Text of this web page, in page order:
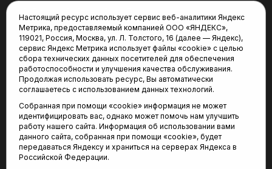
Редакция:
625035, Тюмень, пр. Геологоразведчиков, 28А
(3452) 68-22-28
tum-arena@mail.ru
Отдел продаж:
(3452) 68-89-78
kotovaev@sibinformburo.ru
Настоящий ресурс использует сервис веб-аналитики Яндекс
Метрика, предоставляемый компанией ООО «ЯНДЕКС»,
119021, Россия, Москва, ул. Л. Толстого, 16 (далее — Яндекс),
сервис Яндекс Метрика использует файлы «cookie» с целью
сбора технических данных посетителей для обеспечения
работоспособности и улучшения качества обслуживания.
Продолжая использовать ресурс, Вы автоматически
соглашаетесь с использованием данных технологий.
Собранная при помощи «cookie» информация не может
идентифицировать вас, однако может помочь нам улучшить
работу нашего сайта. Информация об использовании вами
данного сайта, собранная при помощи «cookie», будет
передаваться Яндексу и храниться на серверах Яндекса в
Российской Федерации.